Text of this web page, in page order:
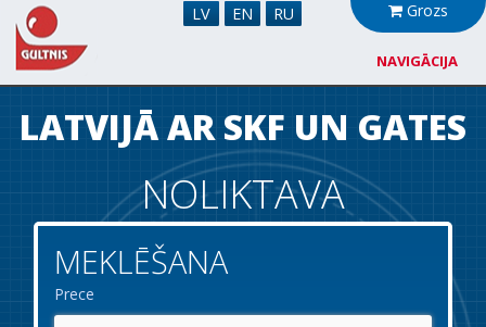
Grozs
LV EN RU
NAVIGĀCIJA
Par mums
Noliktava
Kontakti
LATVIJĀ AR SKF UN GATES
NOLIKTAVA
MEKLĒŠANA
Prece